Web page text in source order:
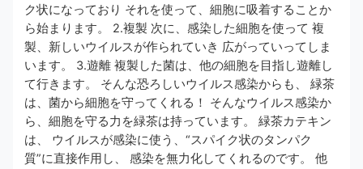
ク状になっており それを使って、細胞に吸着することか
ら始まります。 2.複製 次に、感染した細胞を使って 複
製、新しいウイルスが作られていき 広がっていってしま
います。 3.遊離 複製した菌は、他の細胞を目指し遊離し
て行きます。 そんな恐ろしいウイルス感染からも、 緑茶
は、菌から細胞を守ってくれる！ そんなウイルス感染か
ら、細胞を守る力を緑茶は持っています。 緑茶カテキン
は、 ウイルスが感染に使う、“スパイク状のタンパク
質”に直接作用し、 感染を無力化してくれるのです。 他